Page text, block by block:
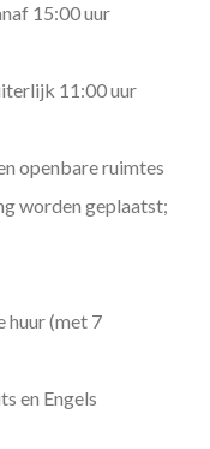
15:00 uur
11:00 uur
openbare ruimtes
worden geplaatst;
huur (met 7
en Engels